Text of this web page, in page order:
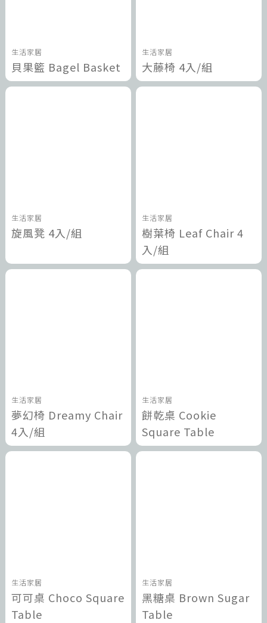
生活家居
貝果籃 Bagel Basket
生活家居
大藤椅 4入/組
生活家居
旋風凳 4入/組
生活家居
樹葉椅 Leaf Chair 4
入/組
生活家居
夢幻椅 Dreamy Chair
4入/組
生活家居
餅乾桌 Cookie
Square Table
生活家居
可可桌 Choco Square
Table
生活家居
黑糖桌 Brown Sugar
Table